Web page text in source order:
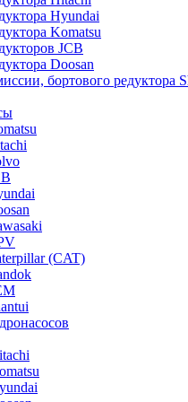
Hyundai
Komatsu
JCB
Doosan
бортового редуктора
(CAT)